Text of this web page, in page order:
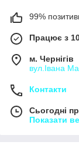
99%
Працює з
м. Чернігів
вул.Івана
Контакти
Сьогодні
Показати